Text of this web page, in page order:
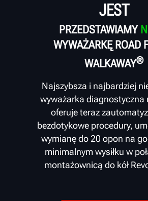
JEST
PRZEDSTAWIAMY
WYWAŻARKĘ ROAD
WALKAWAY®
Najszybsza i najbardziej
wyważarka diagnostyczna
oferuje teraz
bezdotykowe procedury,
wymianę do 20 opon na
minimalnym wysiłku w
montażownicą do kół